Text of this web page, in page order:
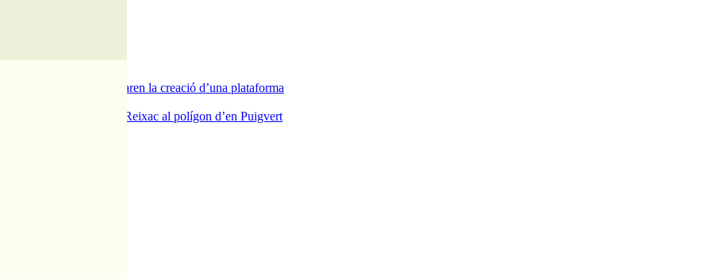
carrer Passada i preparen la creació d’una plataforma
del pont de la riera de Reixac al polígon d’en Puigvert
dies de festa i tradició